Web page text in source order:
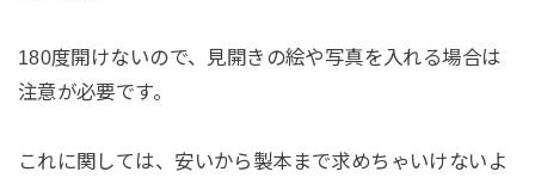
180度開けないので、見開きの絵や写真を入れる場合は
注意が必要です。
これに関しては、安いから製本まで求めちゃいけないよ